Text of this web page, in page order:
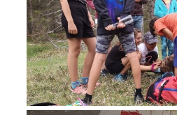
Direction